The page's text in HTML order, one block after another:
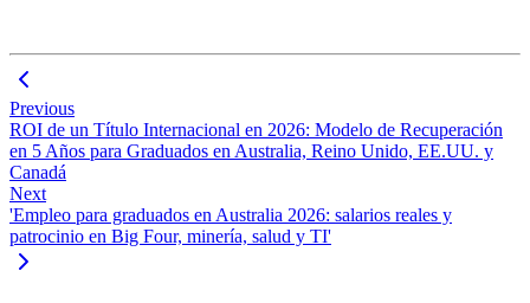
Previous
ROI de un Título Internacional en 2026: Modelo de Recuperación
en 5 Años para Graduados en Australia, Reino Unido, EE.UU. y
Canadá
Next
'Empleo para graduados en Australia 2026: salarios reales y
patrocinio en Big Four, minería, salud y TI'